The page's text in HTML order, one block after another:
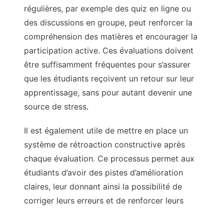
régulières, par exemple des quiz en ligne ou
des discussions en groupe, peut renforcer la
compréhension des matières et encourager la
participation active. Ces évaluations doivent
être suffisamment fréquentes pour s’assurer
que les étudiants reçoivent un retour sur leur
apprentissage, sans pour autant devenir une
source de stress.
Il est également utile de mettre en place un
système de rétroaction constructive après
chaque évaluation. Ce processus permet aux
étudiants d’avoir des pistes d’amélioration
claires, leur donnant ainsi la possibilité de
corriger leurs erreurs et de renforcer leurs